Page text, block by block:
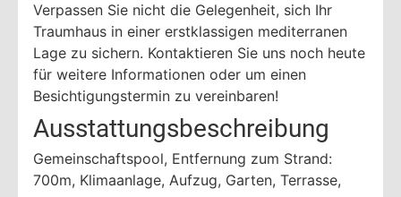
Verpassen Sie nicht die Gelegenheit, sich Ihr
Traumhaus in einer erstklassigen mediterranen
Lage zu sichern. Kontaktieren Sie uns noch heute
für weitere Informationen oder um einen
Besichtigungstermin zu vereinbaren!
Ausstattungsbeschreibung
Gemeinschaftspool, Entfernung zum Strand:
700m, Klimaanlage, Aufzug, Garten, Terrasse,